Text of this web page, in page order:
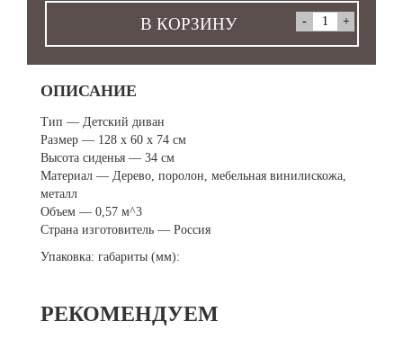
В КОРЗИНУ
ОПИСАНИЕ
Тип — Детский диван
Размер — 128 х 60 х 74 см
Высота сиденья — 34 см
Материал — Дерево, поролон, мебельная винилискожа,
металл
Объем — 0,57 м^3
Страна изготовитель — Россия
Упаковка: габариты (мм):
РЕКОМЕНДУЕМ